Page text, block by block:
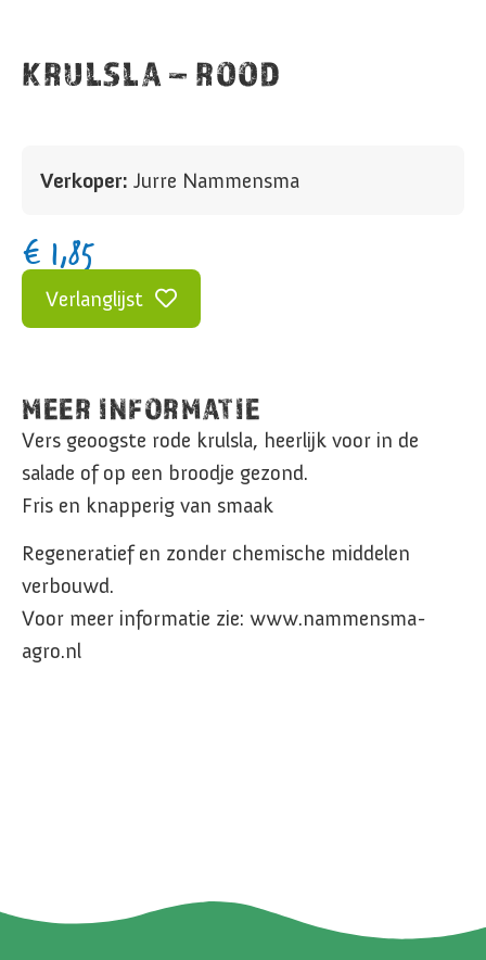
KRULSLA – ROOD
Verkoper: Jurre Nammensma
€ 1,85
Verlanglijst
MEER INFORMATIE
Vers geoogste rode krulsla, heerlijk voor in de
salade of op een broodje gezond.
Fris en knapperig van smaak
Regeneratief en zonder chemische middelen
verbouwd.
Voor meer informatie zie: www.nammensma-
agro.nl